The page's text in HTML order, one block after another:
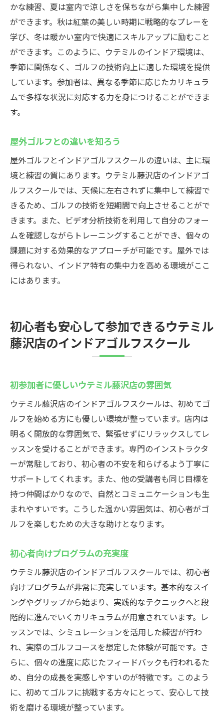
かな練習、夏は室内で涼しさを保ちながら集中した練習
ができます。秋は紅葉の美しい時期に戦略的なプレーを
学び、冬は暖かい室内で快適にスキルアップに励むこと
ができます。このように、ウテミルのインドア環境は、
季節に関係なく、ゴルフの技術向上に適した環境を提供
しています。参加者は、異なる季節に応じたカリキュラ
ムで多様な状況に対応する力を身につけることができま
す。
屋外ゴルフとの違いを知ろう
屋外ゴルフとインドアゴルフスクールの違いは、主に環
境と練習の質にあります。ウテミル藤沢店のインドアゴ
ルフスクールでは、天候に左右されずに集中して練習で
きるため、ゴルフの技術を短期間で向上させることがで
きます。また、ビデオ分析技術を利用して自分のフォー
ムを確認しながらトレーニングすることができ、個々の
課題に対する効果的なアプローチが可能です。屋外では
得られない、インドア特有の集中力を高める環境がここ
にはあります。
初心者も安心して参加できるウテミル
藤沢店のインドアゴルフスクール
初参加者に優しいウテミル藤沢店の雰囲気
ウテミル藤沢店のインドアゴルフスクールは、初めてゴ
ルフを始める方にも優しい環境が整っています。店内は
明るく開放的な雰囲気で、緊張せずにリラックスしてレ
ッスンを受けることができます。専門のインストラクタ
ーが常駐しており、初心者の不安を和らげるよう丁寧に
サポートしてくれます。また、他の受講者も同じ目標を
持つ仲間ばかりなので、自然とコミュニケーションも生
まれやすいです。こうした温かい雰囲気は、初心者がゴ
ルフを楽しむための大きな助けとなります。
初心者向けプログラムの充実度
ウテミル藤沢店のインドアゴルフスクールでは、初心者
向けプログラムが非常に充実しています。基本的なスイ
ングやグリップから始まり、実践的なテクニックへと段
階的に進んでいくカリキュラムが用意されています。レ
ッスンでは、シミュレーションを活用した練習が行わ
れ、実際のゴルフコースを想定した体験が可能です。さ
らに、個々の進度に応じたフィードバックも行われるた
め、自分の成長を実感しやすいのが特徴です。このよう
に、初めてゴルフに挑戦する方々にとって、安心して技
術を磨ける環境が整っています。